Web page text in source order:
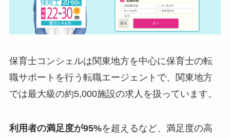
保育士コンシェルは関東地方を中心に保育士の転
職サポートを行う転職エージェントで、関東地方
では最大級の約5,000施設の求人を扱っています。
利用者の満足度が95%を超えるなど、満足度の高